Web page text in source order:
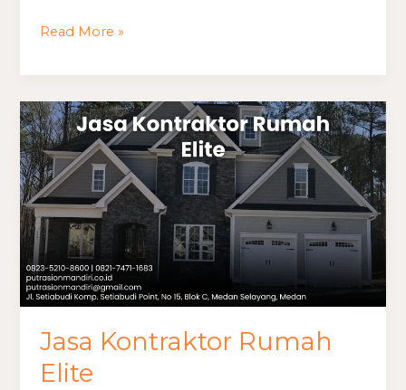
Read More »
Jasa Kontraktor Rumah
Elite
Jasa
Kontraktor
Rumah
Elite